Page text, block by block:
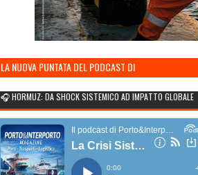
LA NUOVA PUNTATA DEL PODCAST DI
🎧 HORMUZ: DA SHOCK SISTEMICO AD IMPATTO GLOBALE